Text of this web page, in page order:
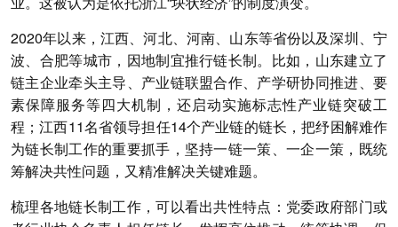
2020年以来，江西、河北、河南、山东等省份以及深圳、宁
波、合肥等城市，因地制宜推行链长制。 比如，山东建立了
链主企业牵头主导、产业链联盟合作、产学研协同推进、要
素保障服务等四大机制，还启动实施标志性产业链突破工
程 ；江西11名省领导担任14个产业链的链长，把纾困解难作
为链长制工作的重要抓手，坚持一链一策、一企一策，既统
筹解决共性问题，又精准解决关键难题。
梳理各地链长制工作，可以看出共性特点：党委政府部门或